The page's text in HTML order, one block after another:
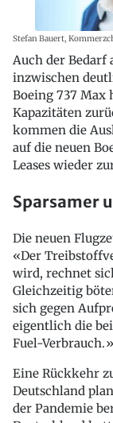
Stefan Bauert,
Auch der Bedarf
inzwischen
Boeing 737 Max
Kapazitäten
kommen die
auf die neuen
Leases wieder
Sparsamer
Die neuen
«Der
wird, rechnet
Gleichzeitig
sich gegen
eigentlich die
Fuel-Verbrauch.»
Eine Rückkehr
Deutschland
der Pandemie